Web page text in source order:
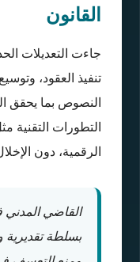
القانون
جاءت التعديلات
تنفيذ العقود،
النصوص بما يحقق
التطورات التقنية
الرقمية، دون
القاضي المدني
بسلطة تقديرية